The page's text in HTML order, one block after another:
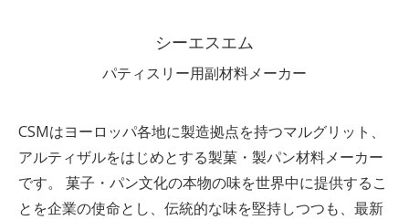
シーエスエム
パティスリー用副材料メーカー
CSMはヨーロッパ各地に製造拠点を持つマルグリット、
アルティザルをはじめとする製菓・製パン材料メーカー
です。 菓子・パン文化の本物の味を世界中に提供するこ
とを企業の使命とし、伝統的な味を堅持しつつも、最新